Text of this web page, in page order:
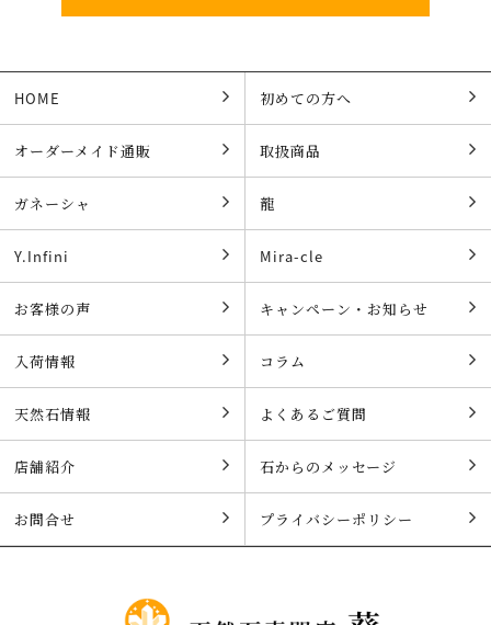
HOME 初めての方へ
オーダーメイド通販 取扱商品
ガネーシャ 龍
Y.Infini Mira-cle
お客様の声 キャンペーン・お知らせ
入荷情報 コラム
天然石情報 よくあるご質問
店舗紹介 石からのメッセージ
お問合せ プライバシーポリシー